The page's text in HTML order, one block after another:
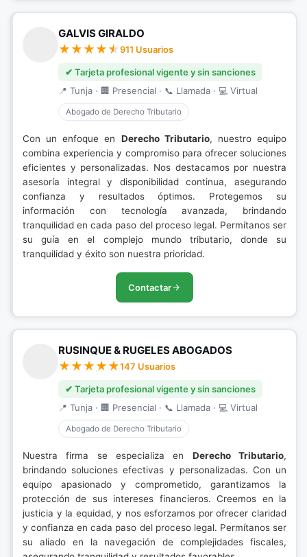
GALVIS GIRALDO
911 Usuarios
✔ Tarjeta profesional vigente y sin sanciones
📍 Tunja · 🏢 Presencial · 📞 Llamada · 💻 Virtual
Abogado de Derecho Tributario
Con un enfoque en Derecho Tributario, nuestro equipo
combina experiencia y compromiso para ofrecer soluciones
eficientes y personalizadas. Nos destacamos por nuestra
asesoría integral y disponibilidad continua, asegurando
confianza y resultados óptimos. Protegemos su
información con tecnología avanzada, brindando
tranquilidad en cada paso del proceso legal. Permítanos ser
su guía en el complejo mundo tributario, donde su
tranquilidad y éxito son nuestra prioridad.
Contactar
RUSINQUE & RUGELES ABOGADOS
147 Usuarios
✔ Tarjeta profesional vigente y sin sanciones
📍 Tunja · 🏢 Presencial · 📞 Llamada · 💻 Virtual
Abogado de Derecho Tributario
Nuestra firma se especializa en Derecho Tributario,
brindando soluciones efectivas y personalizadas. Con un
equipo apasionado y comprometido, garantizamos la
protección de sus intereses financieros. Creemos en la
justicia y la equidad, y nos esforzamos por ofrecer claridad
y confianza en cada paso del proceso legal. Permítanos ser
su aliado en la navegación de complejidades fiscales,